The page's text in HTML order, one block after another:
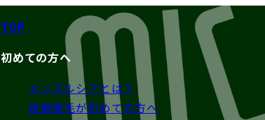
TOP
初めての方へ
メンズルシアとは？
医療脱毛が初めての方へ